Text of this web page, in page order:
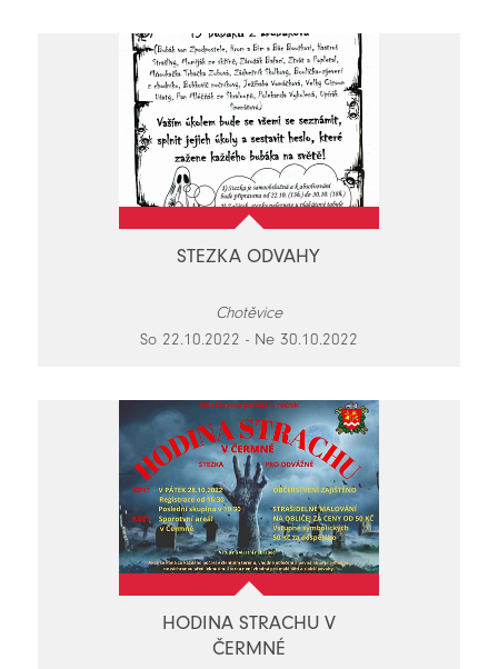
STEZKA ODVAHY
Chotěvice
So 22.10.2022 - Ne 30.10.2022
HODINA STRACHU V
ČERMNÉ